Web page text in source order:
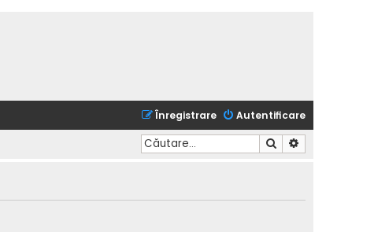
Autentificare
Înregistrare
Căutare